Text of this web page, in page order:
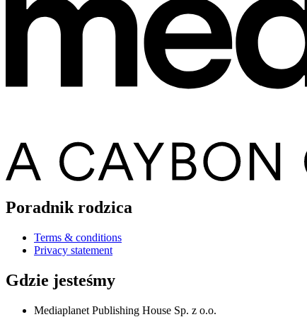
Poradnik rodzica
Terms & conditions
Privacy statement
Gdzie jesteśmy
Mediaplanet Publishing House Sp. z o.o.